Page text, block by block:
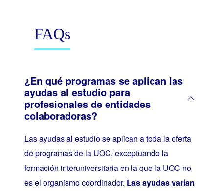
FAQs
¿En qué programas se aplican las
ayudas al estudio para
profesionales de entidades
colaboradoras?
Las ayudas al estudio se aplican a toda la oferta
de programas de la UOC, exceptuando la
formación interuniversitaria en la que la UOC no
es el organismo coordinador. Las ayudas varían